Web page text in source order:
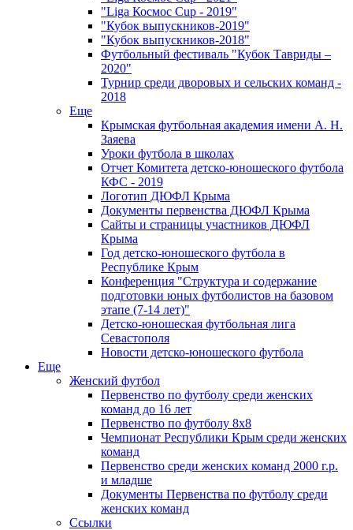
"Liga Космос Cup - 2019"
"Кубок выпускников-2019"
"Кубок выпускников-2018"
Футбольный фестиваль "Кубок Тавриды –
2020"
Турнир среди дворовых и сельских команд -
2018
Еще
Крымская футбольная академия имени А. Н.
Заяева
Уроки футбола в школах
Отчет Комитета детско-юношеского футбола
КФС - 2019
Логотип ДЮФЛ Крыма
Документы первенства ДЮФЛ Крыма
Сайты и страницы участников ДЮФЛ
Крыма
Год детско-юношеского футбола в
Республике Крым
Конференция "Структура и содержание
подготовки юных футболистов на базовом
этапе (7-14 лет)"
Детско-юношеская футбольная лига
Севастополя
Новости детско-юношеского футбола
Еще
Женский футбол
Первенство по футболу среди женских
команд до 16 лет
Первенство по футболу 8х8
Чемпионат Республики Крым среди женских
команд
Первенство среди женских команд 2000 г.р.
и младше
Документы Первенства по футболу среди
женских команд
Ссылки